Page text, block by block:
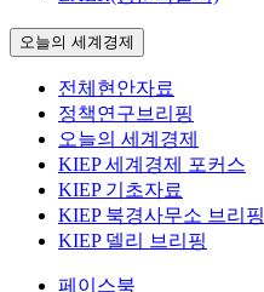
오늘의 세계경제
전체현안자료
정책연구브리핑
오늘의 세계경제
KIEP 세계경제 포커스
KIEP 기초자료
KIEP 북경사무소 브리핑
KIEP 델리 브리핑
페이스북